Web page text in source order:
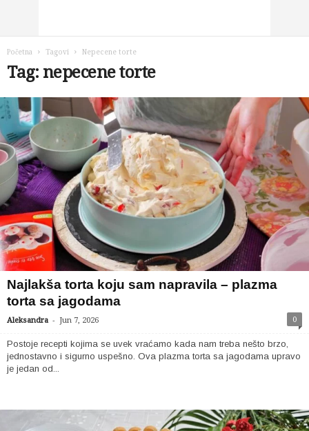
Početna Tagovi Nepecene torte
Tag: nepecene torte
Najlakša torta koju sam napravila – plazma
torta sa jagodama
Aleksandra - Jun 7, 2026 0
Postoje recepti kojima se uvek vraćamo kada nam treba nešto brzo,
jednostavno i sigurno uspešno. Ova plazma torta sa jagodama upravo
je jedan od...